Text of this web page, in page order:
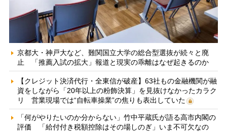
京都大・神戸大など、難関国立大学の総合型選抜が続々と廃
止 「推薦入試の拡大」報道と現実の乖離はなぜ起きるのか
【クレジット決済代行・全東信が破産】63社もの金融機関が融
資をしながら「20年以上の粉飾決算」を見抜けなかったカラク
リ 営業現場では“自転車操業”の焦りも表出していた
「何がやりたいのか分からない」竹中平蔵氏が語る高市内閣の
評価 「給付付き税額控除はその場しのぎ」いま不可欠なの